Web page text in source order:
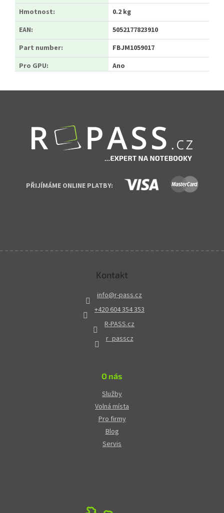
Hmotnost:
0.2 kg
EAN:
5052177823910
Part number:
FBJM1059017
Pro GPU: Ano
PŘIJÍMÁME ONLINE PLATBY:
Kontakt
info@r-pass.cz
+420 604 354 353
R-PASS.cz
r_passcz
O nás
Služby
Volná místa
Pro firmy
Blog
Servis